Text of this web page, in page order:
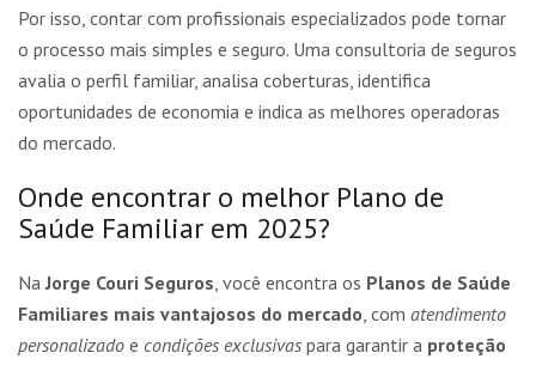
Por isso, contar com profissionais especializados pode tornar
o processo mais simples e seguro. Uma consultoria de seguros
avalia o perfil familiar, analisa coberturas, identifica
oportunidades de economia e indica as melhores operadoras
do mercado.
Onde encontrar o melhor Plano de
Saúde Familiar em 2025?
NaJorge Couri Seguros, você encontra os Planos de Saúde
Familiares mais vantajosos do mercado, com atendimento
personalizado e condições exclusivas para garantir a proteção